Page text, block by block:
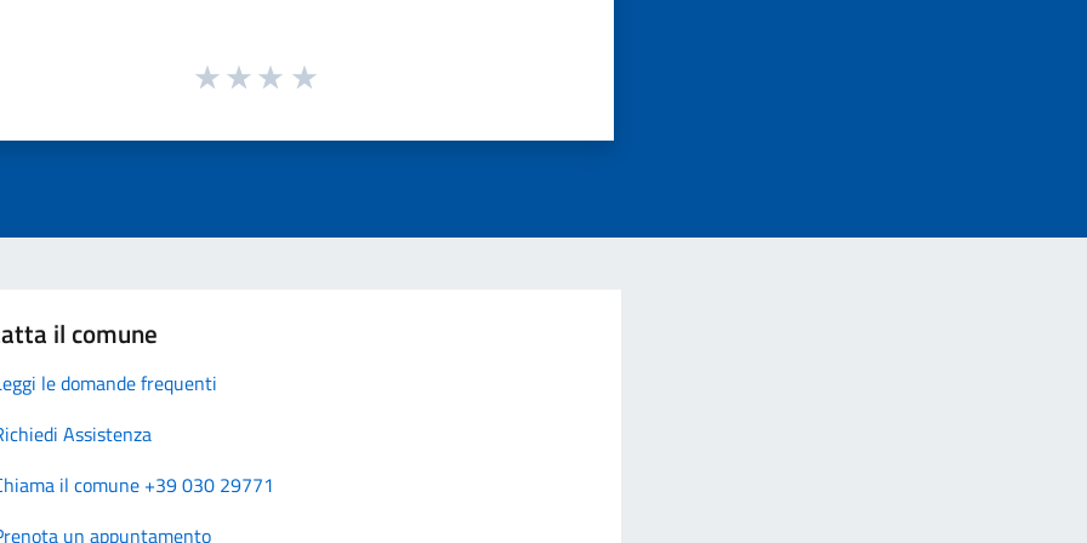
il comune
le domande frequenti
Assistenza
il comune +39 030 29771
un appuntamento